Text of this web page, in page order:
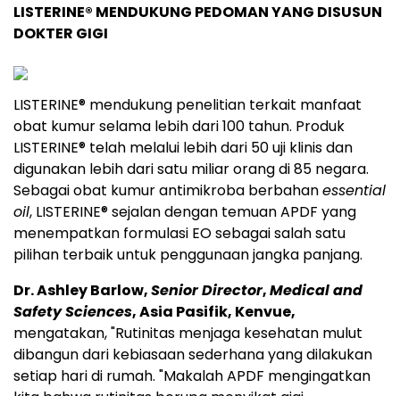
LISTERINE® MENDUKUNG PEDOMAN YANG DISUSUN
DOKTER GIGI
LISTERINE® mendukung penelitian terkait manfaat
obat kumur selama lebih dari 100 tahun. Produk
LISTERINE® telah melalui lebih dari 50 uji klinis dan
digunakan lebih dari satu miliar orang di 85 negara.
Sebagai obat kumur antimikroba berbahanessential
oil, LISTERINE® sejalan dengan temuan APDF yang
menempatkan formulasi EO sebagai salah satu
pilihan terbaik untuk penggunaan jangka panjang.
Dr. Ashley Barlow,Senior Director,Medical and
Safety Sciences, Asia Pasifik, Kenvue,
mengatakan, "Rutinitas menjaga kesehatan mulut
dibangun dari kebiasaan sederhana yang dilakukan
setiap hari di rumah. "Makalah APDF mengingatkan